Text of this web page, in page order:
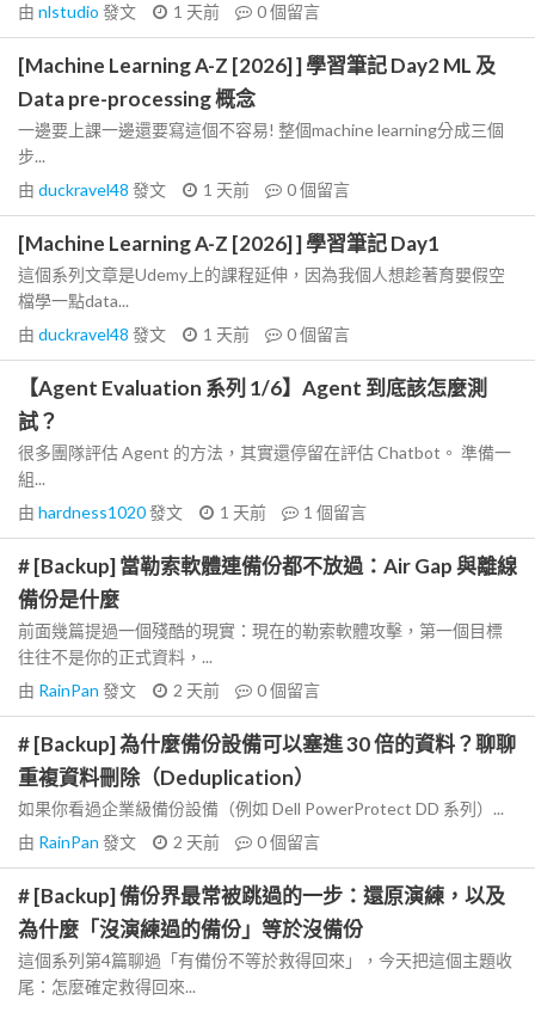
由 nlstudio 發文 1 天前 0個留言
[Machine Learning A-Z [2026] ] 學習筆記 Day2 ML 及
Data pre-processing 概念
一邊要上課一邊還要寫這個不容易! 整個machine learning分成三個
步...
由 duckravel48 發文 1 天前 0個留言
[Machine Learning A-Z [2026] ] 學習筆記 Day1
這個系列文章是Udemy上的課程延伸，因為我個人想趁著育嬰假空
檔學一點data...
由 duckravel48 發文 1 天前 0個留言
【Agent Evaluation 系列 1/6】Agent 到底該怎麼測
試？
很多團隊評估 Agent 的方法，其實還停留在評估 Chatbot。 準備一
組...
由 hardness1020發文 1 天前 1 個留言
# [Backup] 當勒索軟體連備份都不放過：Air Gap 與離線
備份是什麼
前面幾篇提過一個殘酷的現實：現在的勒索軟體攻擊，第一個目標
往往不是你的正式資料，...
由 RainPan 發文 2 天前 0個留言
# [Backup] 為什麼備份設備可以塞進 30 倍的資料？聊聊
重複資料刪除（Deduplication）
如果你看過企業級備份設備（例如 Dell PowerProtect DD 系列）...
由 RainPan 發文 2 天前 0個留言
# [Backup] 備份界最常被跳過的一步：還原演練，以及
為什麼「沒演練過的備份」等於沒備份
這個系列第4篇聊過「有備份不等於救得回來」，今天把這個主題收
尾：怎麼確定救得回來...